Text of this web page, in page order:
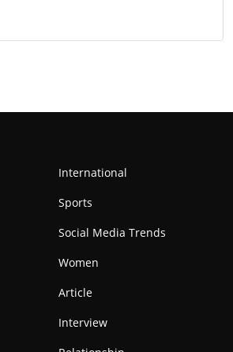
International
Sports
Social Media Trends
Women
Article
Interview